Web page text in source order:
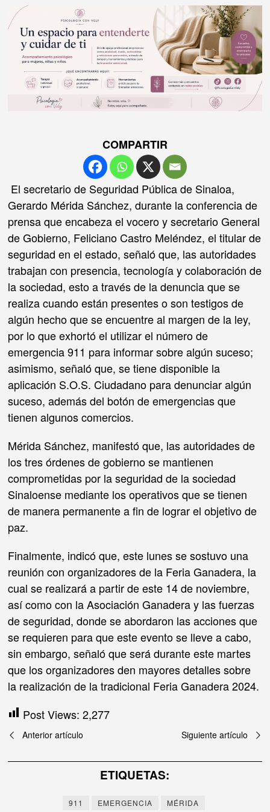
COMPARTIR
El secretario de Seguridad Pública de Sinaloa,
Gerardo Mérida Sánchez, durante la conferencia de
prensa que encabeza el vocero y secretario General
de Gobierno, Feliciano Castro Meléndez, el titular de
seguridad en el estado, señaló que, las autoridades
trabajan con presencia, tecnología y colaboración de
la sociedad, esto a través de la denuncia que se
realiza cuando están presentes o son testigos de
algún hecho que se encuentre al margen de la ley,
por lo que exhortó el utilizar el número de
emergencia 911 para informar sobre algún suceso;
asimismo, señaló que, se tiene disponible la
aplicación S.O.S. Ciudadano para denunciar algún
suceso, además del botón de emergencias que
tienen algunos comercios.
Mérida Sánchez, manifestó que, las autoridades de
los tres órdenes de gobierno se mantienen
comprometidas por la seguridad de la sociedad
Sinaloense mediante los operativos que se tienen
de manera permanente a fin de lograr el objetivo de
paz.
Finalmente, indicó que, este lunes se sostuvo una
reunión con organizadores de la Feria Ganadera, la
cual se realizará a partir de este 14 de noviembre,
así como con la Asociación Ganadera y las fuerzas
de seguridad, donde se abordaron las acciones que
se requieren para que este evento se lleve a cabo,
sin embargo, señaló que será durante este martes
que los organizadores den mayores detalles sobre
la realización de la tradicional Feria Ganadera 2024.
Post Views: 2,277
Navegación
de
Anterior artículo Siguiente artículo
ETIQUETAS:
911 EMERGENCIA MÉRIDA